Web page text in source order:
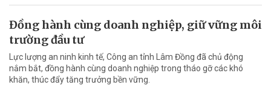
Đồng hành cùng doanh nghiệp, giữ vững môi
trường đầu tư
Lực lượng an ninh kinh tế, Công an tỉnh Lâm Đồng đã chủ động
nắm bắt, đồng hành cùng doanh nghiệp trong tháo gỡ các khó
khăn, thúc đẩy tăng trưởng bền vững.